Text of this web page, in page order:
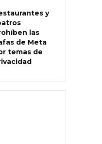
y
las
de Meta
temas de